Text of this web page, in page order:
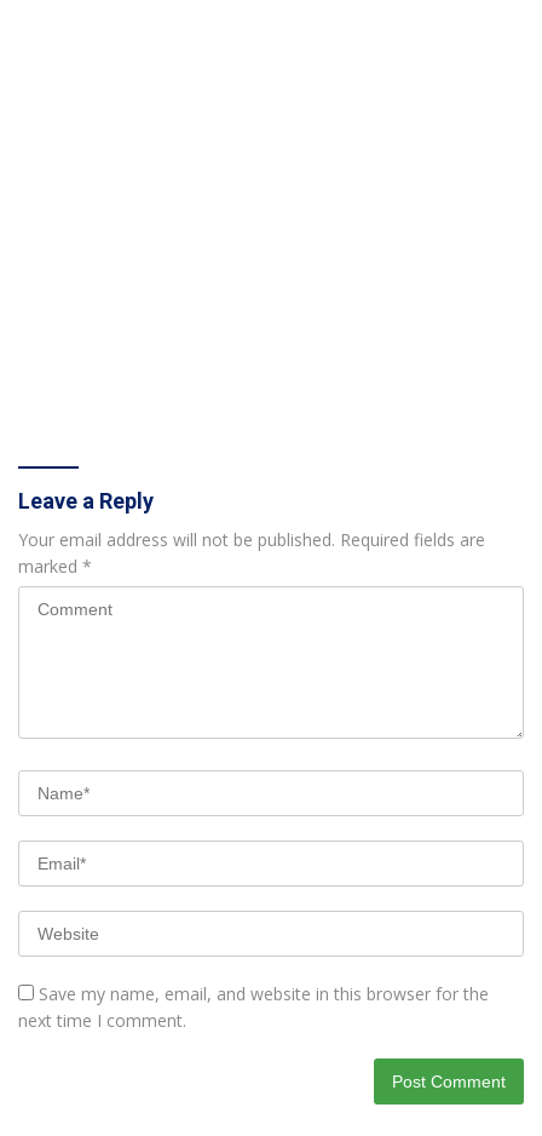
Leave a Reply
Your email address will not be published. Required fields are
marked *
Save my name, email, and website in this browser for the
next time I comment.